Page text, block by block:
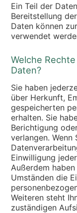
Ein Teil der
Bereitstellung
Daten können
verwendet
Welche
Daten?
Sie haben
über Herkunft,
gespeicherten
erhalten. Sie
Berichtigung
verlangen. Wenn
Einwilligung
Außerdem
Umständen die
Weiteren steht
zuständigen